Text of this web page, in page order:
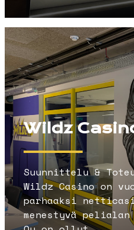
Wildz
Suunnittelu &
Wildz Casino on
parhaaksi
menestyvä